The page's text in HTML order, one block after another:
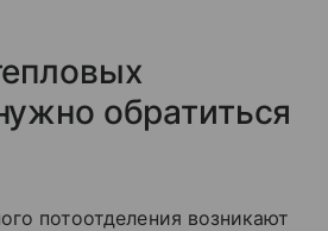
обратиться
потоотделения возникают